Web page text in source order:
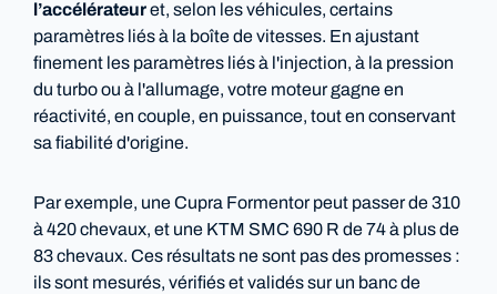
l’accélérateuret, selon les véhicules, certains
paramètres liés à la boîte de vitesses. En ajustant
finement les paramètres liés à l'injection, à la pression
du turbo ou à l'allumage, votre moteur gagne en
réactivité, en couple, en puissance, tout en conservant
sa fiabilité d'origine.
Par exemple, une Cupra Formentor peut passer de 310
à 420 chevaux, et une KTM SMC 690 R de 74 à plus de
83 chevaux. Ces résultats ne sont pas des promesses :
ils sont mesurés, vérifiés et validés sur un banc de